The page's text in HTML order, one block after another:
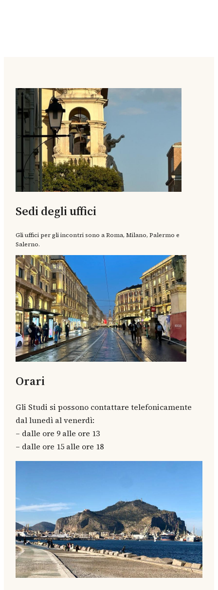
Sedi degli uffici
Gli uffici per gli incontri sono a Roma, Milano, Palermo e
Salerno.
Orari
Gli Studi si possono contattare telefonicamente
dal lunedì al venerdì:
– dalle ore 9 alle ore 13
– dalle ore 15 alle ore 18